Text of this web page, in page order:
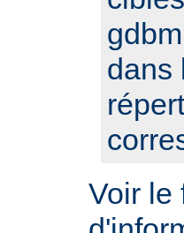
dans
Voir le